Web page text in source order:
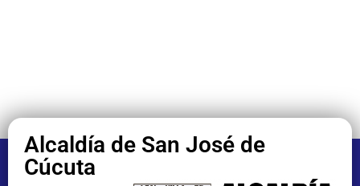
Alcaldía de San José de
Cúcuta